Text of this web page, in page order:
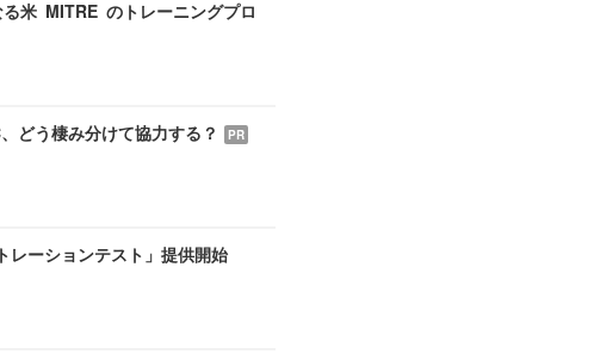
米 MITRE のトレーニングプロ
どう棲み分けて協力する？
PR
レーションテスト」提供開始